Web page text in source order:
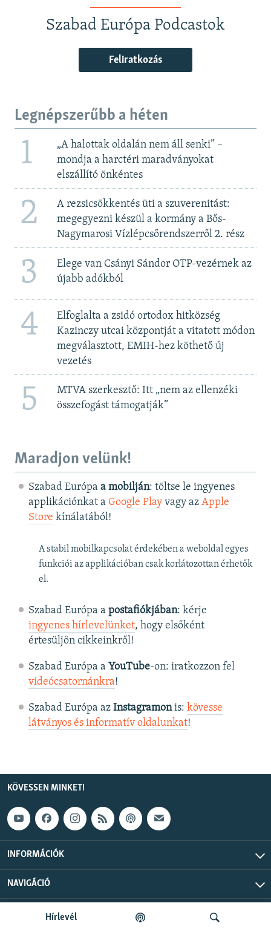
Hírlevél
Szabad Európa Podcastok
Feliratkozás
Legnépszerűbb a héten
1
„A halottak oldalán nem áll senki” –
mondja a harctéri maradványokat
elszállító önkéntes
2
A rezsicsökkentés üti a szuverenitást:
megegyezni készül a kormány a Bős-
Nagymarosi Vízlépcsőrendszerről 2. rész
3
Elege van Csányi Sándor OTP-vezérnek az
újabb adókból
4
Elfoglalta a zsidó ortodox hitközség
Kazinczy utcai központját a vitatott módon
megválasztott, EMIH-hez köthető új
vezetés
5
MTVA szerkesztő: Itt „nem az ellenzéki
összefogást támogatják”
Maradjon velünk!
Szabad Európa a mobilján: töltse le ingyenes
applikációnkat a Google Playvagy az Apple
Store kínálatából!
A stabil mobilkapcsolat érdekében a weboldal egyes
funkciói az applikációban csak korlátozottan érhetők
el.
Szabad Európa a postafiókjában: kérje
ingyenes hírlevelünket, hogy elsőként
értesüljön cikkeinkről!
Szabad Európa a YouTube-on: iratkozzon fel
videócsatornánkra!
Szabad Európa az Instagramonis: kövesse
látványos és informatív oldalunkat! ​
KÖVESSEN MINKET!
INFORMÁCIÓK
NAVIGÁCIÓ
Szabad Európa © 2026 RFE/RL, Inc. Minden jog fenntartva.